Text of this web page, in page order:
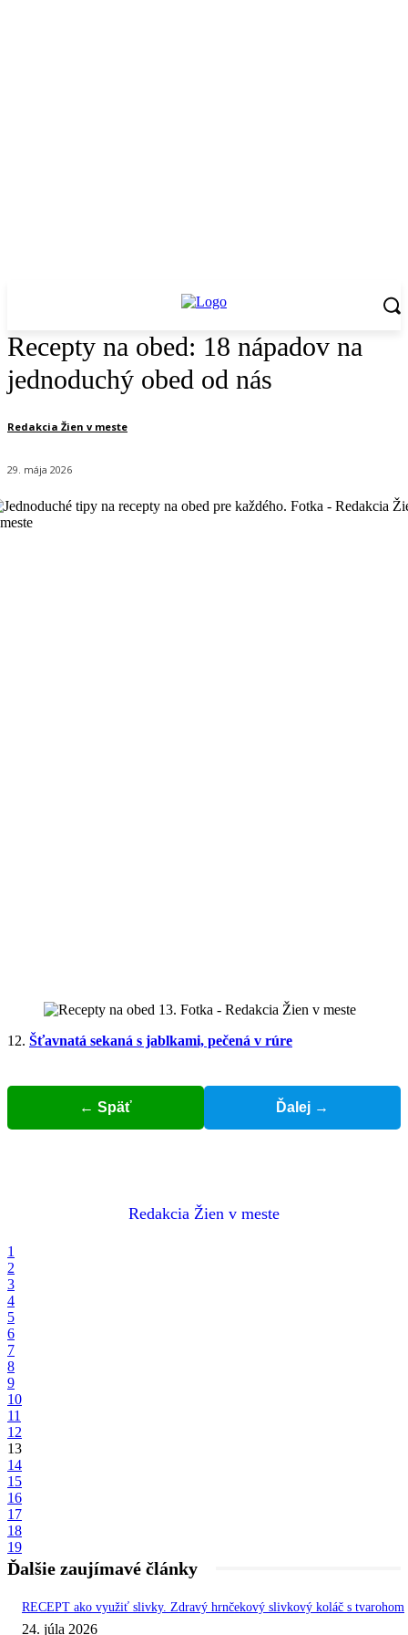
Recepty na obed: 18 nápadov na
jednoduchý obed od nás
Redakcia Žien v meste
29. mája 2026
12. Šťavnatá sekaná s jablkami, pečená v rúre
← Späť Ďalej →
Redakcia Žien v meste
1
2
3
4
5
6
7
8
9
10
11
12
13
14
15
16
17
18
19
Ďalšie zaujímavé články
RECEPT ako využiť slivky. Zdravý hrnčekový slivkový koláč s tvarohom
24. júla 2026